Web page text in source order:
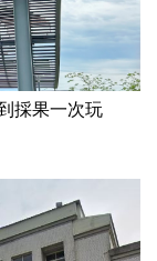
採果一次玩